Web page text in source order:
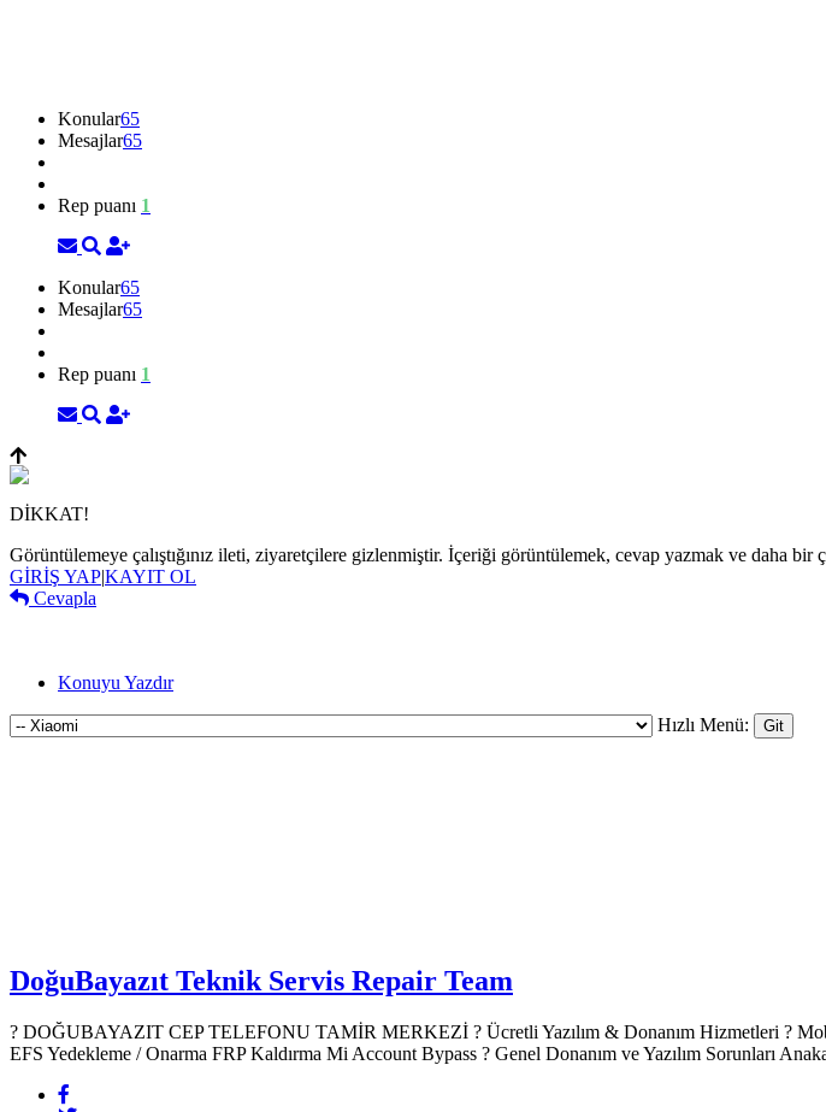
Konular65
Mesajlar65
Rep puanı 1
Konular65
Mesajlar65
Rep puanı 1
DİKKAT!
Görüntülemeye çalıştığınız ileti, ziyaretçilere gizlenmiştir. İçeriği görüntülemek, cevap yazmak ve daha bir
GİRİŞ YAP|KAYIT OL
Cevapla
Konuyu Yazdır
Hızlı Menü:
DoğuBayazıt Teknik Servis Repair Team
? DOĞUBAYAZIT CEP TELEFONU TAMİR MERKEZİ ?️ Ücretli Yazılım & Donanım Hizmetleri ?
EFS Yedekleme / Onarma FRP Kaldırma Mi Account Bypass ? Genel Donanım ve Yazılım Sorunları